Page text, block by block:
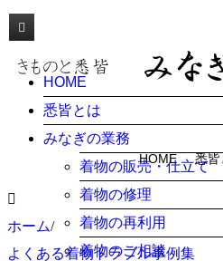
HOME 悉皆
ホーム/
よくある着物トラブル事例集
HOME
悉皆とは
みなぎの業務
着物の販売・仕立て
着物の修理
着物の再利用
着物のご相談